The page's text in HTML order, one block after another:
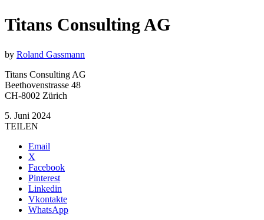
Titans Consulting AG
by Roland Gassmann
Titans Consulting AG
Beethovenstrasse 48
CH-8002 Zürich
5. Juni 2024
TEILEN
Email
X
Facebook
Pinterest
Linkedin
Vkontakte
WhatsApp